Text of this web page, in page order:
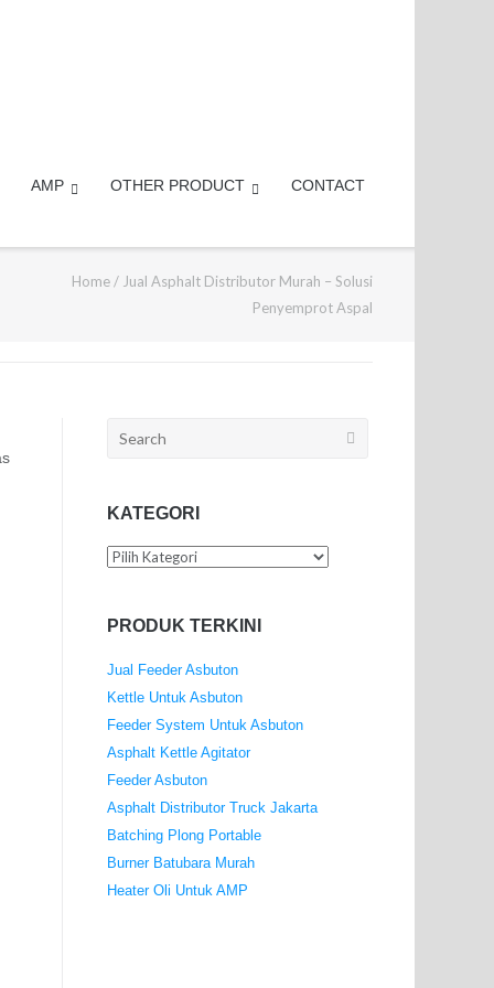
AMP OTHER PRODUCT CONTACT
Home / Jual Asphalt Distributor Murah – Solusi
Penyemprot Aspal
Search
KATEGORI
Kategori
PRODUK TERKINI
Jual Feeder Asbuton
Kettle Untuk Asbuton
Feeder System Untuk Asbuton
Asphalt Kettle Agitator
Feeder Asbuton
Asphalt Distributor Truck Jakarta
Batching Plong Portable
Burner Batubara Murah
Heater Oli Untuk AMP